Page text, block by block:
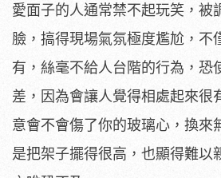
愛面子的人通常禁不起玩笑，被
臉，搞得現場氣氛極度尷尬，不
有，絲毫不給人台階的行為，恐
差，因為會讓人覺得相處起來很
意會不會傷了你的玻璃心，換來
是把架子擺得很高，也顯得難以